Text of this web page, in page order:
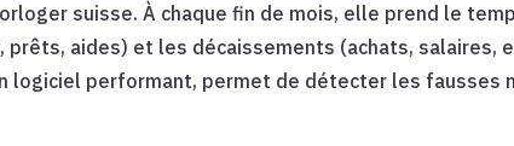
suisse. À chaque fin de mois, elle prend le
aides) et les décaissements (achats, salaires,
logiciel performant, permet de détecter les fausses